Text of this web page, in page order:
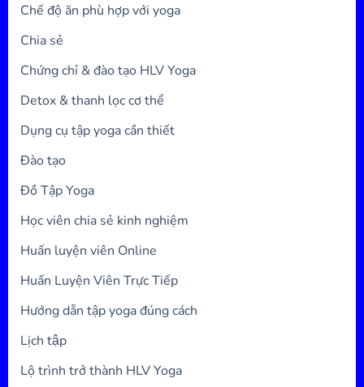
Chế độ ăn phù hợp với yoga
Chia sẻ
Chứng chỉ & đào tạo HLV Yoga
Detox & thanh lọc cơ thể
Dụng cụ tập yoga cần thiết
Đào tạo
Đồ Tập Yoga
Học viên chia sẻ kinh nghiệm
Huấn luyện viên Online
Huấn Luyện Viên Trực Tiếp
Hướng dẫn tập yoga đúng cách
Lịch tập
Lộ trình trở thành HLV Yoga